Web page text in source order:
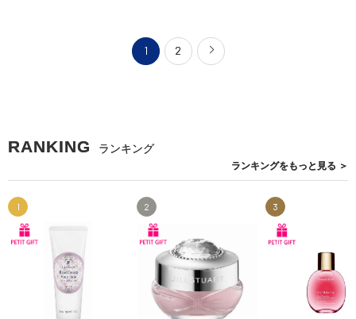
1 2
RANKING ランキング
ランキングをもっと見る ＞
1 2 3